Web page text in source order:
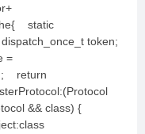
static
token;
=
return
&& class) {